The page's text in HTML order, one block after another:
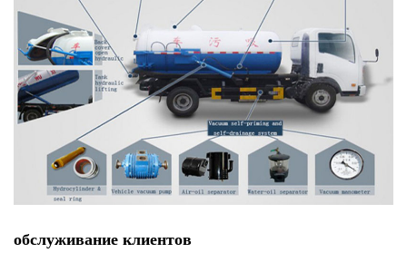
обслуживание клиентов